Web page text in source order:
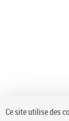
Ce site utilise des